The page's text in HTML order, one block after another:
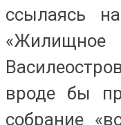
ссылаясь
вроде бы
собрание